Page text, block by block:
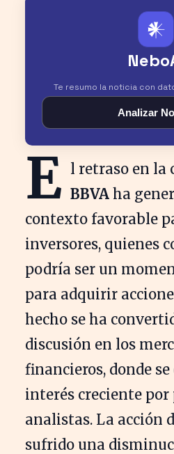
𒀭
Te resumo la noticia con
Analizar
E l retraso en la
BBVA ha
contexto favorable
inversores, quienes
podría ser un
para adquirir
hecho se ha
discusión en los
financieros, donde
interés creciente por
analistas. La acción
sufrido una